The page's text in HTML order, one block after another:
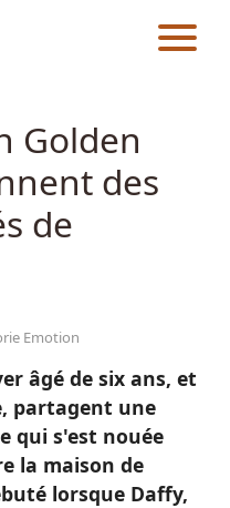
Golden
des
de
Emotion
âgé de six ans, et
partagent une
qui s'est nouée
la maison de
lorsque Daffy,